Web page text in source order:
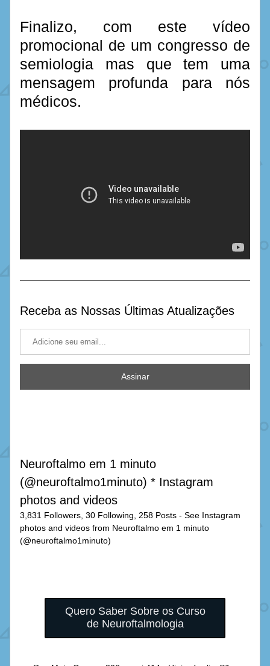
Finalizo, com este vídeo
promocional de um congresso de
semiologia mas que tem uma
mensagem profunda para nós
médicos.
Receba as Nossas Últimas Atualizações
Assinar
Neuroftalmo em 1 minuto
(@neuroftalmo1minuto) * Instagram
photos and videos
3,831 Followers, 30 Following, 258 Posts - See Instagram
photos and videos from Neuroftalmo em 1 minuto
(@neuroftalmo1minuto)
Quero Saber Sobre os Curso
de Neuroftalmologia